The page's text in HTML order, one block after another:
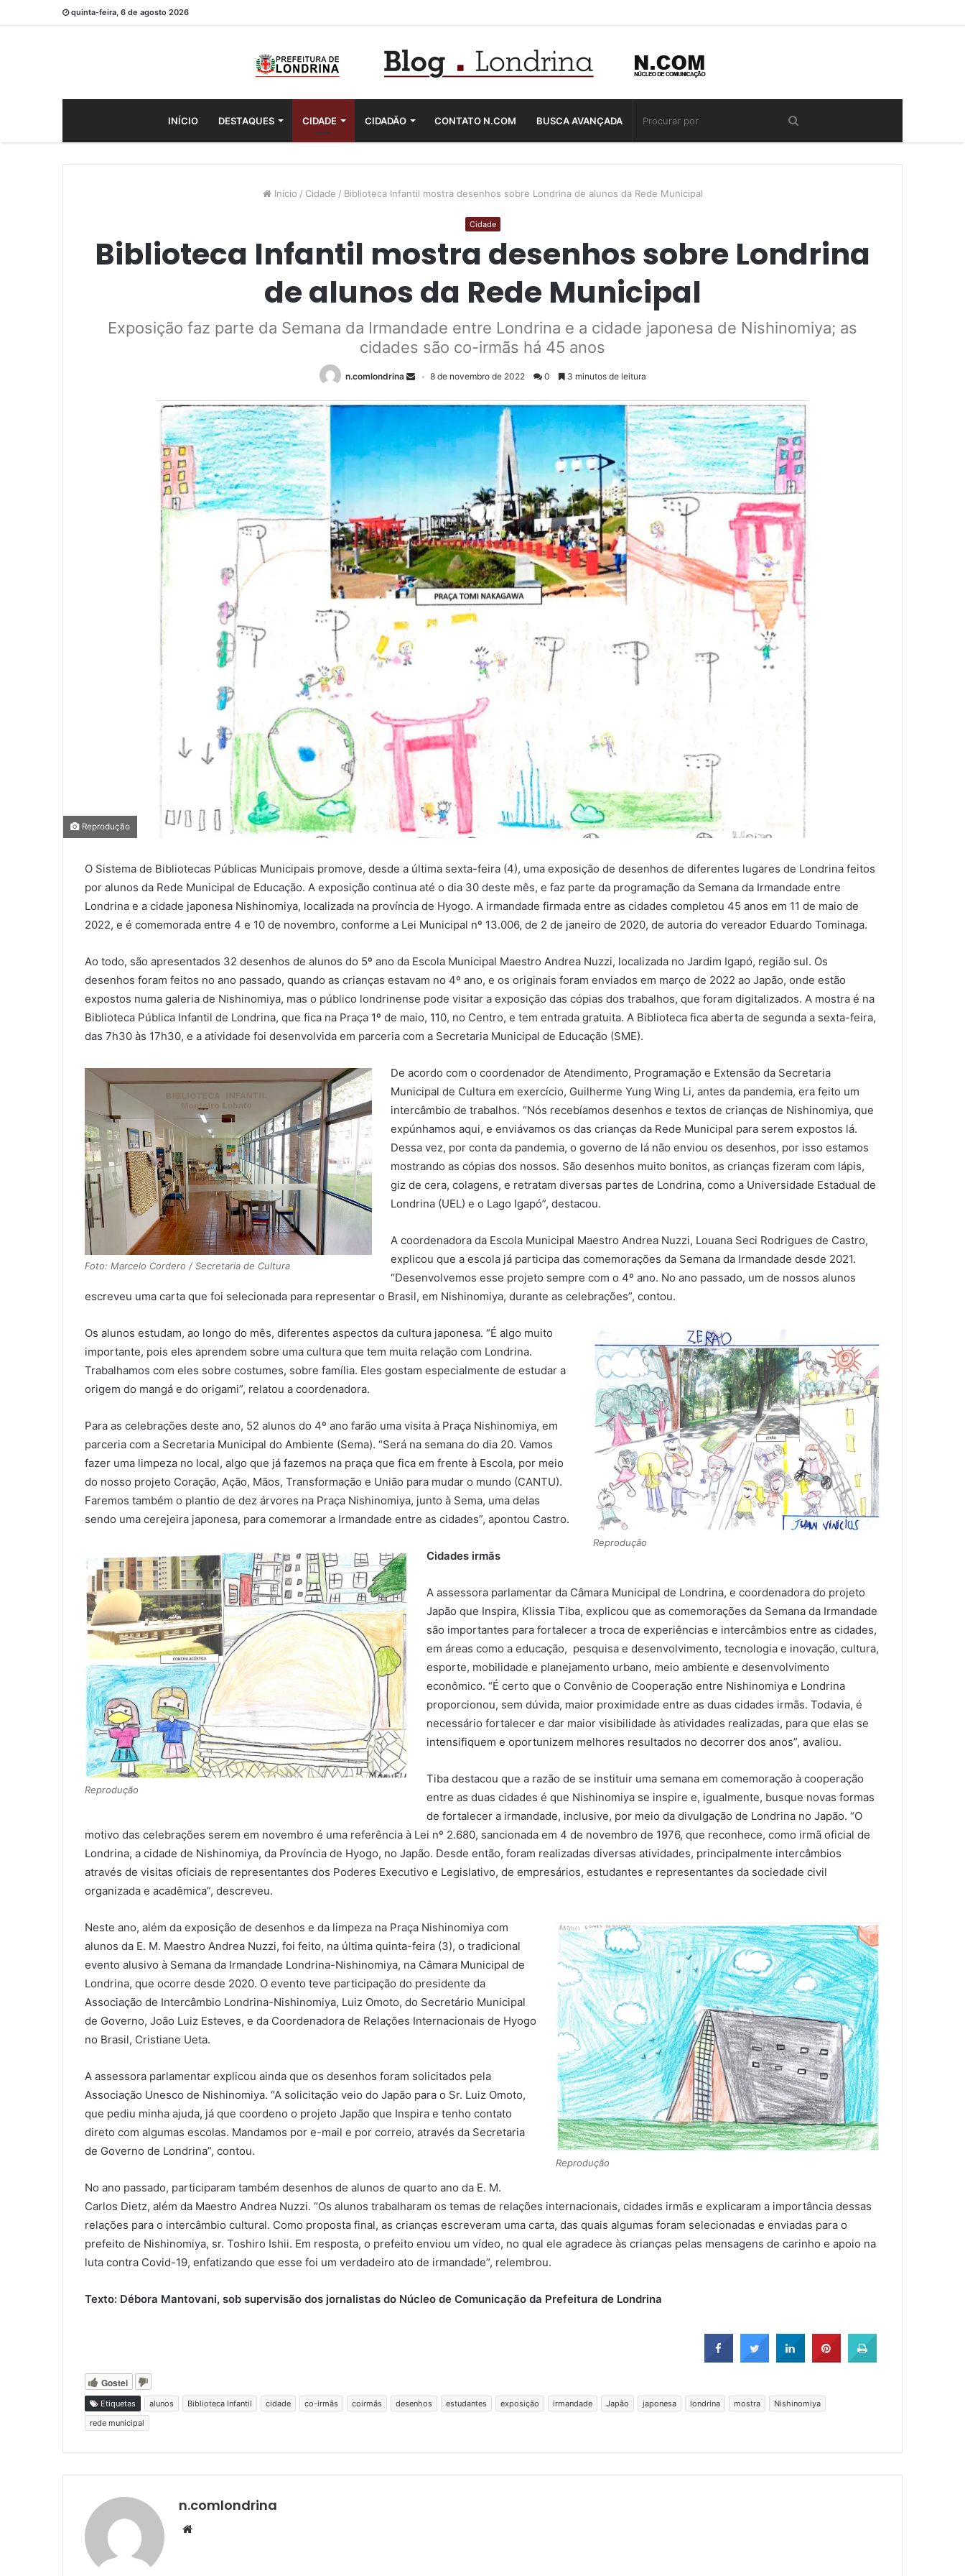
quinta-feira, 6 de agosto 2026
INÍCIO DESTAQUES CIDADE CIDADÃO CONTATO N.COM BUSCA AVANÇADA
Início / Cidade / Biblioteca Infantil mostra desenhos sobre Londrina de alunos da Rede Municipal
Cidade
Biblioteca Infantil mostra desenhos sobre Londrina
de alunos da Rede Municipal
Exposição faz parte da Semana da Irmandade entre Londrina e a cidade japonesa de Nishinomiya; as
cidades são co-irmãs há 45 anos
n.comlondrina 8 de novembro de 2022 0 3 minutos de leitura
Reprodução
O Sistema de Bibliotecas Públicas Municipais promove, desde a última sexta-feira (4), uma exposição de desenhos de diferentes lugares de Londrina feitos
por alunos da Rede Municipal de Educação. A exposição continua até o dia 30 deste mês, e faz parte da programação da Semana da Irmandade entre
Londrina e a cidade japonesa Nishinomiya, localizada na província de Hyogo. A irmandade firmada entre as cidades completou 45 anos em 11 de maio de
2022, e é comemorada entre 4 e 10 de novembro, conforme a Lei Municipal nº 13.006, de 2 de janeiro de 2020, de autoria do vereador Eduardo Tominaga.
Ao todo, são apresentados 32 desenhos de alunos do 5º ano da Escola Municipal Maestro Andrea Nuzzi, localizada no Jardim Igapó, região sul. Os
desenhos foram feitos no ano passado, quando as crianças estavam no 4º ano, e os originais foram enviados em março de 2022 ao Japão, onde estão
expostos numa galeria de Nishinomiya, mas o público londrinense pode visitar a exposição das cópias dos trabalhos, que foram digitalizados. A mostra é na
Biblioteca Pública Infantil de Londrina, que fica na Praça 1º de maio, 110, no Centro, e tem entrada gratuita. A Biblioteca fica aberta de segunda a sexta-feira,
das 7h30 às 17h30, e a atividade foi desenvolvida em parceria com a Secretaria Municipal de Educação (SME).
Foto: Marcelo Cordero / Secretaria de Cultura
De acordo com o coordenador de Atendimento, Programação e Extensão da Secretaria
Municipal de Cultura em exercício, Guilherme Yung Wing Li, antes da pandemia, era feito um
intercâmbio de trabalhos. “Nós recebíamos desenhos e textos de crianças de Nishinomiya, que
expúnhamos aqui, e enviávamos os das crianças da Rede Municipal para serem expostos lá.
Dessa vez, por conta da pandemia, o governo de lá não enviou os desenhos, por isso estamos
mostrando as cópias dos nossos. São desenhos muito bonitos, as crianças fizeram com lápis,
giz de cera, colagens, e retratam diversas partes de Londrina, como a Universidade Estadual de
Londrina (UEL) e o Lago Igapó”, destacou.
A coordenadora da Escola Municipal Maestro Andrea Nuzzi, Louana Seci Rodrigues de Castro,
explicou que a escola já participa das comemorações da Semana da Irmandade desde 2021.
“Desenvolvemos esse projeto sempre com o 4º ano. No ano passado, um de nossos alunos
escreveu uma carta que foi selecionada para representar o Brasil, em Nishinomiya, durante as celebrações”, contou.
Reprodução
Os alunos estudam, ao longo do mês, diferentes aspectos da cultura japonesa. “É algo muito
importante, pois eles aprendem sobre uma cultura que tem muita relação com Londrina.
Trabalhamos com eles sobre costumes, sobre família. Eles gostam especialmente de estudar a
origem do mangá e do origami”, relatou a coordenadora.
Para as celebrações deste ano, 52 alunos do 4º ano farão uma visita à Praça Nishinomiya, em
parceria com a Secretaria Municipal do Ambiente (Sema). “Será na semana do dia 20. Vamos
fazer uma limpeza no local, algo que já fazemos na praça que fica em frente à Escola, por meio
do nosso projeto Coração, Ação, Mãos, Transformação e União para mudar o mundo (CANTU).
Faremos também o plantio de dez árvores na Praça Nishinomiya, junto à Sema, uma delas
sendo uma cerejeira japonesa, para comemorar a Irmandade entre as cidades”, apontou Castro.
Reprodução
Cidades irmãs
A assessora parlamentar da Câmara Municipal de Londrina, e coordenadora do projeto
Japão que Inspira, Klissia Tiba, explicou que as comemorações da Semana da Irmandade
são importantes para fortalecer a troca de experiências e intercâmbios entre as cidades,
em áreas como a educação, pesquisa e desenvolvimento, tecnologia e inovação, cultura,
esporte, mobilidade e planejamento urbano, meio ambiente e desenvolvimento
econômico. “É certo que o Convênio de Cooperação entre Nishinomiya e Londrina
proporcionou, sem dúvida, maior proximidade entre as duas cidades irmãs. Todavia, é
necessário fortalecer e dar maior visibilidade às atividades realizadas, para que elas se
intensifiquem e oportunizem melhores resultados no decorrer dos anos”, avaliou.
Tiba destacou que a razão de se instituir uma semana em comemoração à cooperação
entre as duas cidades é que Nishinomiya se inspire e, igualmente, busque novas formas
de fortalecer a irmandade, inclusive, por meio da divulgação de Londrina no Japão. “O
motivo das celebrações serem em novembro é uma referência à Lei nº 2.680, sancionada em 4 de novembro de 1976, que reconhece, como irmã oficial de
Londrina, a cidade de Nishinomiya, da Província de Hyogo, no Japão. Desde então, foram realizadas diversas atividades, principalmente intercâmbios
através de visitas oficiais de representantes dos Poderes Executivo e Legislativo, de empresários, estudantes e representantes da sociedade civil
organizada e acadêmica”, descreveu.
Reprodução
Neste ano, além da exposição de desenhos e da limpeza na Praça Nishinomiya com
alunos da E. M. Maestro Andrea Nuzzi, foi feito, na última quinta-feira (3), o tradicional
evento alusivo à Semana da Irmandade Londrina-Nishinomiya, na Câmara Municipal de
Londrina, que ocorre desde 2020. O evento teve participação do presidente da
Associação de Intercâmbio Londrina-Nishinomiya, Luiz Omoto, do Secretário Municipal
de Governo, João Luiz Esteves, e da Coordenadora de Relações Internacionais de Hyogo
no Brasil, Cristiane Ueta.
A assessora parlamentar explicou ainda que os desenhos foram solicitados pela
Associação Unesco de Nishinomiya. “A solicitação veio do Japão para o Sr. Luiz Omoto,
que pediu minha ajuda, já que coordeno o projeto Japão que Inspira e tenho contato
direto com algumas escolas. Mandamos por e-mail e por correio, através da Secretaria
de Governo de Londrina”, contou.
No ano passado, participaram também desenhos de alunos de quarto ano da E. M.
Carlos Dietz, além da Maestro Andrea Nuzzi. “Os alunos trabalharam os temas de relações internacionais, cidades irmãs e explicaram a importância dessas
relações para o intercâmbio cultural. Como proposta final, as crianças escreveram uma carta, das quais algumas foram selecionadas e enviadas para o
prefeito de Nishinomiya, sr. Toshiro Ishii. Em resposta, o prefeito enviou um vídeo, no qual ele agradece às crianças pelas mensagens de carinho e apoio na
luta contra Covid-19, enfatizando que esse foi um verdadeiro ato de irmandade”, relembrou.
Texto: Débora Mantovani, sob supervisão dos jornalistas do Núcleo de Comunicação da Prefeitura de Londrina
Gostei
Etiquetas alunos Biblioteca Infantil cidade co-irmãs coirmãs desenhos estudantes exposição irmandade Japão japonesa londrina mostra
Nishinomiya
rede municipal
n.comlondrina
Website